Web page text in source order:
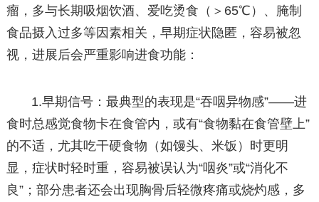
瘤，多与长期吸烟饮酒、爱吃烫食（＞65℃）、腌制
食品摄入过多等因素相关，早期症状隐匿，容易被忽
视，进展后会严重影响进食功能：
1.早期信号：最典型的表现是“吞咽异物感”——进
食时总感觉食物卡在食管内，或有“食物黏在食管壁上”
的不适，尤其吃干硬食物（如馒头、米饭）时更明
显，症状时轻时重，容易被误认为“咽炎”或“消化不
良”；部分患者还会出现胸骨后轻微疼痛或烧灼感，多